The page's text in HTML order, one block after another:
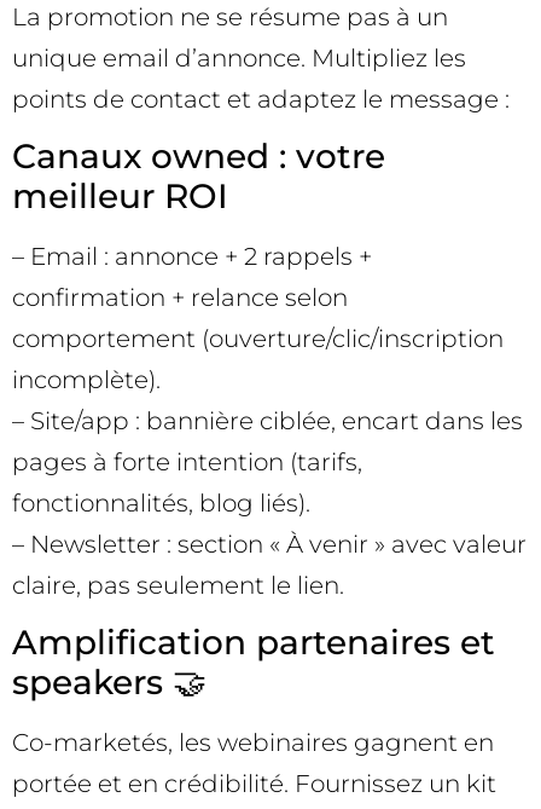
La promotion ne se résume pas à un
unique email d’annonce. Multipliez les
points de contact et adaptez le message :
Canaux owned : votre
meilleur ROI
– Email : annonce + 2 rappels +
confirmation + relance selon
comportement (ouverture/clic/inscription
incomplète).
– Site/app : bannière ciblée, encart dans les
pages à forte intention (tarifs,
fonctionnalités, blog liés).
– Newsletter : section « À venir » avec valeur
claire, pas seulement le lien.
Amplification partenaires et
speakers 🤝
Co-marketés, les webinaires gagnent en
portée et en crédibilité. Fournissez un kit